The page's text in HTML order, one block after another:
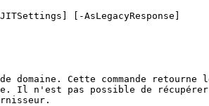
[-AsLegacyResponse]
domaine. Cette commande
n'est pas possible de récupérer